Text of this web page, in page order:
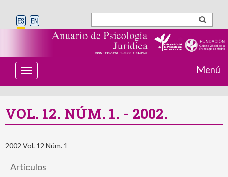
T
o
g
n
i
a
Menú
VOL. 12. NÚM. 1. - 2002.
2002 Vol. 12 Núm. 1
Artículos